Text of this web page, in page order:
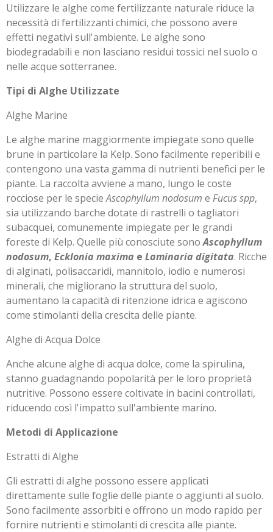
Utilizzare le alghe come fertilizzante naturale riduce la
necessità di fertilizzanti chimici, che possono avere
effetti negativi sull'ambiente. Le alghe sono
biodegradabili e non lasciano residui tossici nel suolo o
nelle acque sotterranee.
Tipi di Alghe Utilizzate
Alghe Marine
Le alghe marine maggiormente impiegate sono quelle
brune in particolare la Kelp. Sono facilmente reperibili e
contengono una vasta gamma di nutrienti benefici per le
piante. La raccolta avviene a mano, lungo le coste
rocciose per le specieAscophyllum nodosum e Fucus spp,
sia utilizzando barche dotate di rastrelli o tagliatori
subacquei, comunemente impiegate per le grandi
foreste di Kelp. Quelle più conosciute sono Ascophyllum
nodosum, Ecklonia maxima e Laminaria digitata. Ricche
di alginati, polisaccaridi, mannitolo, iodio e numerosi
minerali, che migliorano la struttura del suolo,
aumentano la capacità di ritenzione idrica e agiscono
come stimolanti della crescita delle piante.
Alghe di Acqua Dolce
Anche alcune alghe di acqua dolce, come la spirulina,
stanno guadagnando popolarità per le loro proprietà
nutritive. Possono essere coltivate in bacini controllati,
riducendo così l'impatto sull'ambiente marino.
Metodi di Applicazione
Estratti di Alghe
Gli estratti di alghe possono essere applicati
direttamente sulle foglie delle piante o aggiunti al suolo.
Sono facilmente assorbiti e offrono un modo rapido per
fornire nutrienti e stimolanti di crescita alle piante.